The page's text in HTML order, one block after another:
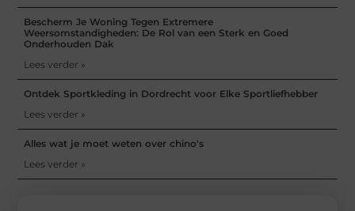
Bescherm Je Woning Tegen Extremere
Weersomstandigheden: De Rol van een Sterk en Goed
Onderhouden Dak
Lees verder »
Ontdek Sportkleding in Dordrecht voor Elke Sportliefhebber
Lees verder »
Alles wat je moet weten over chino's
Lees verder »